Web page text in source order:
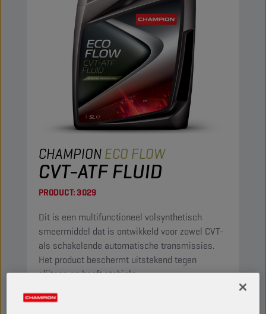
CHAMPIONECO FLOW
CVT-ATF FLUID
PRODUCT:3029
Dit is een multifunctioneel volsynthetisch
smeermiddel dat is ontwikkeld voor zowel CVT-
als schakelende automatische transmissies.
Het product beschermt uitstekend tegen
slijtage en heeft stabiele